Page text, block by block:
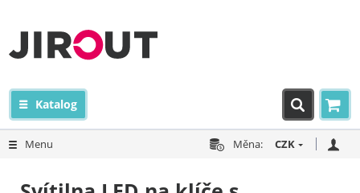
Katalog
Menu Měna: CZK